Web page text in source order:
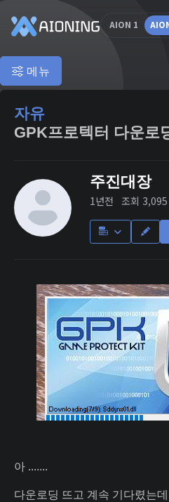
AION 1
메뉴
자유
GPK프로텍터 다운로
주진대장
1년전 조회 3,095
아 .......
다운로딩 뜨고 계속 기다렸는